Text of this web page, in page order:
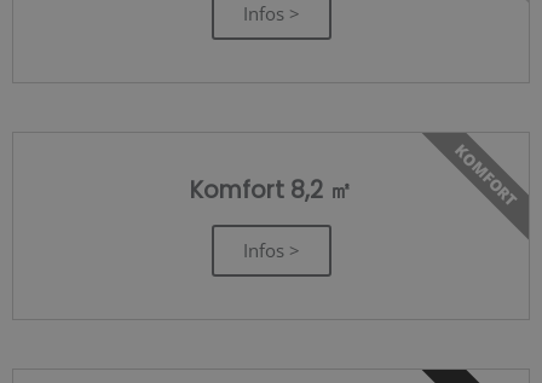
Infos >
Komfort 8,2 ㎡
Infos >
KOMFORT